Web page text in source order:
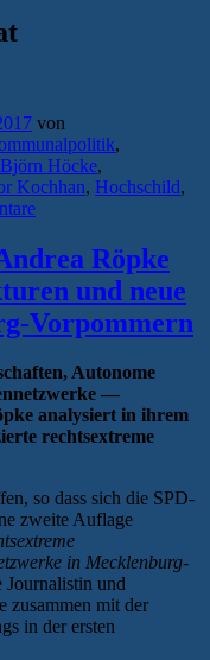
von
,
Björn Höcke,
Kochhan, Hochschild,
Röpke
und neue
Vorpommern
Autonome
—
analysiert in ihrem
rechtsextreme
so dass sich die SPD-
zweite Auflage
in Mecklenburg-
Journalistin und
zusammen mit der
in der ersten